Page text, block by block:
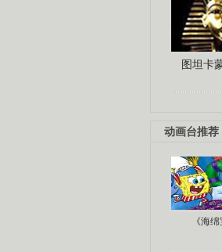
图坦卡
动画台推荐
《海绵